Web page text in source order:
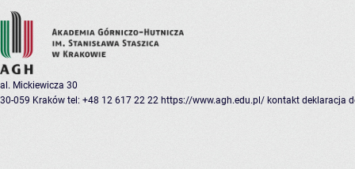
al. Mickiewicza 30
30-059 Kraków tel: +48 12 617 22 22 https://www.agh.edu.pl/ kontakt deklaracja